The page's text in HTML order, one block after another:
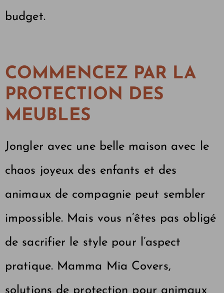
budget.
COMMENCEZ PAR LA
PROTECTION DES
MEUBLES
Jongler avec une belle maison avec le
chaos joyeux des enfants et des
animaux de compagnie peut sembler
impossible. Mais vous n’êtes pas obligé
de sacrifier le style pour l’aspect
pratique. Mamma Mia Covers,